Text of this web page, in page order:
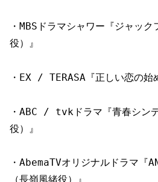
・MBSドラマシャワー『ジャッ
役）』
・EX / TERASA『正しい恋の始
・ABC / tvkドラマ『青春シン
役）』
・AbemaTVオリジナルドラマ『
（長嶺風緒役）』